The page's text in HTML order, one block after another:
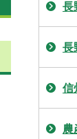
長
長
信
農